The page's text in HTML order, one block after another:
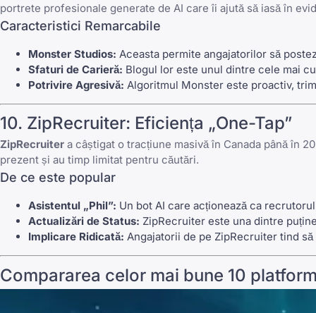
portrete profesionale generate de AI care îi ajută să iasă în
Caracteristici Remarcabile
Monster Studios: Aceasta permite angajatorilor să
Sfaturi de Carieră: Blogul lor este unul dintre cele mai
Potrivire Agresivă: Algoritmul Monster este proactiv,
10. ZipRecruiter: Eficiența „One-Tap”
ZipRecruiter a câștigat o tracțiune masivă în Canada până în
prezent și au timp limitat pentru căutări.
De ce este popular
Asistentul „Phil”: Un bot AI care acționează ca
Actualizări de Status: ZipRecruiter este una dintre
Implicare Ridicată: Angajatorii de pe ZipRecruiter tind
Compararea celor mai bune 10